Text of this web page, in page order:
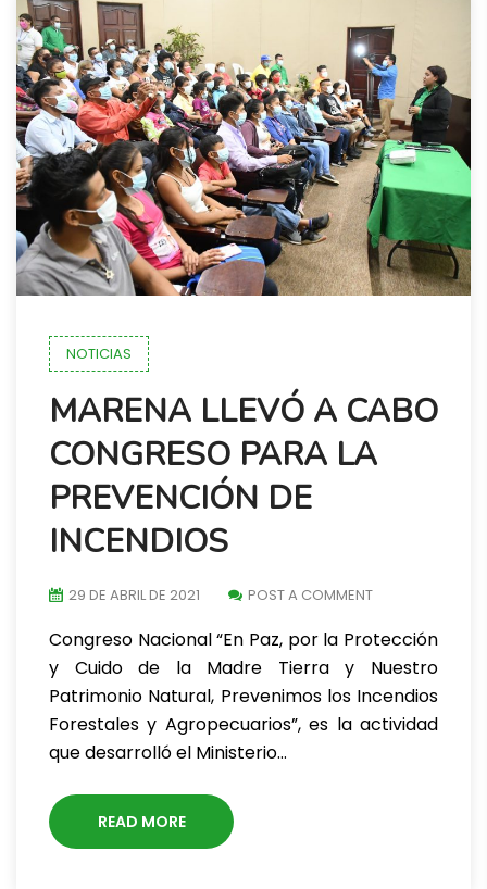
NOTICIAS
MARENA LLEVÓ A CABO
CONGRESO PARA LA
PREVENCIÓN DE
INCENDIOS
29 DE ABRIL DE 2021 POST A COMMENT
Congreso Nacional “En Paz, por la Protección
y Cuido de la Madre Tierra y Nuestro
Patrimonio Natural, Prevenimos los Incendios
Forestales y Agropecuarios”, es la actividad
que desarrolló el Ministerio…
READ MORE